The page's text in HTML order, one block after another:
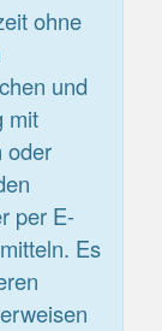
ohne
und
mit
oder
per E-
Es